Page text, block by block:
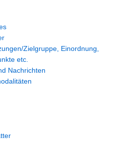
Zielgruppe, Einordnung,
etc.
Nachrichten